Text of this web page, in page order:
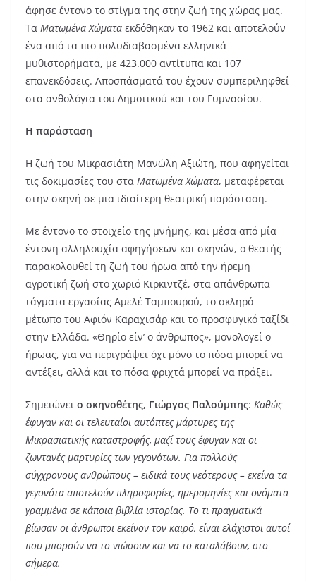
άφησε έντονο το στίγμα της στην ζωή της χώρας μας.
Τα Ματωμένα Χώματα εκδόθηκαν το 1962 και αποτελούν
ένα από τα πιο πολυδιαβασμένα ελληνικά
μυθιστορήματα, με 423.000 αντίτυπα και 107
επανεκδόσεις. Αποσπάσματά του έχουν συμπεριληφθεί
στα ανθολόγια του Δημοτικού και του Γυμνασίου.
Η παράσταση
Η ζωή του Μικρασιάτη Μανώλη Αξιώτη, που αφηγείται
τις δοκιμασίες του στα Ματωμένα Χώματα, μεταφέρεται
στην σκηνή σε μια ιδιαίτερη θεατρική παράσταση.
Με έντονο το στοιχείο της μνήμης, και μέσα από μία
έντονη αλληλουχία αφηγήσεων και σκηνών, ο θεατής
παρακολουθεί τη ζωή του ήρωα από την ήρεμη
αγροτική ζωή στο χωριό Κιρκιντζέ, στα απάνθρωπα
τάγματα εργασίας Αμελέ Ταμπουρού, το σκληρό
μέτωπο του Αφιόν Καραχισάρ και το προσφυγικό ταξίδι
στην Ελλάδα. «Θηρίο είν’ ο άνθρωπος», μονολογεί ο
ήρωας, για να περιγράψει όχι μόνο το πόσα μπορεί να
αντέξει, αλλά και το πόσα φριχτά μπορεί να πράξει.
Σημειώνει ο σκηνοθέτης, Γιώργος Παλούμπης: Καθώς
έφυγαν και οι τελευταίοι αυτόπτες μάρτυρες της
Μικρασιατικής καταστροφής, μαζί τους έφυγαν και οι
ζωντανές μαρτυρίες των γεγονότων. Για πολλούς
σύγχρονους ανθρώπους – ειδικά τους νεότερους – εκείνα τα
γεγονότα αποτελούν πληροφορίες, ημερομηνίες και ονόματα
γραμμένα σε κάποια βιβλία ιστορίας. Το τι πραγματικά
βίωσαν οι άνθρωποι εκείνον τον καιρό, είναι ελάχιστοι αυτοί
που μπορούν να το νιώσουν και να το καταλάβουν, στο
σήμερα.